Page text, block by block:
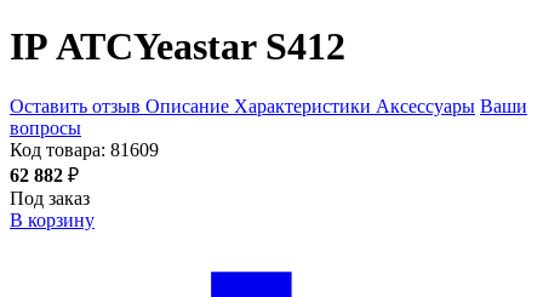
IP АТСYeastar S412
Оставить отзыв Описание Характеристики Аксессуары Ваши
вопросы
Код товара: 81609
62 882 ₽
Под заказ
В корзину